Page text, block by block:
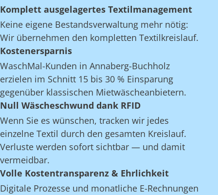
Komplett ausgelagertes Textilmanagement
Keine eigene Bestandsverwaltung mehr nötig:
Wir übernehmen den kompletten Textilkreislauf.
Kostenersparnis
WaschMal-Kunden in Annaberg-Buchholz
erzielen im Schnitt 15 bis 30 % Einsparung
gegenüber klassischen Mietwäscheanbietern.
Null Wäscheschwund dank RFID
Wenn Sie es wünschen, tracken wir jedes
einzelne Textil durch den gesamten Kreislauf.
Verluste werden sofort sichtbar — und damit
vermeidbar.
Volle Kostentransparenz & Ehrlichkeit
Digitale Prozesse und monatliche E-Rechnungen